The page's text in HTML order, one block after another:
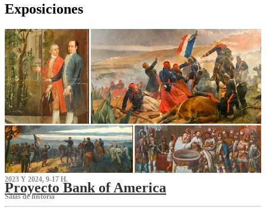
Exposiciones
2023 Y 2024, 9-17 H.
Proyecto Bank of America
S‌alas de historia